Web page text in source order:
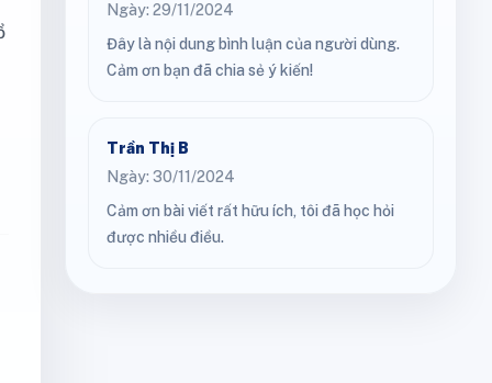
Ngày: 29/11/2024
Đây là nội dung bình luận của người dùng.
Cảm ơn bạn đã chia sẻ ý kiến!
Trần Thị B
Ngày: 30/11/2024
Cảm ơn bài viết rất hữu ích, tôi đã học hỏi
được nhiều điều.